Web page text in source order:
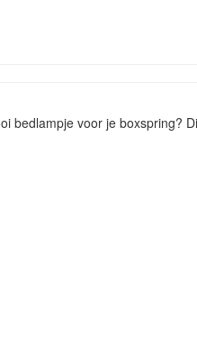
bedlampje voor je boxspring?